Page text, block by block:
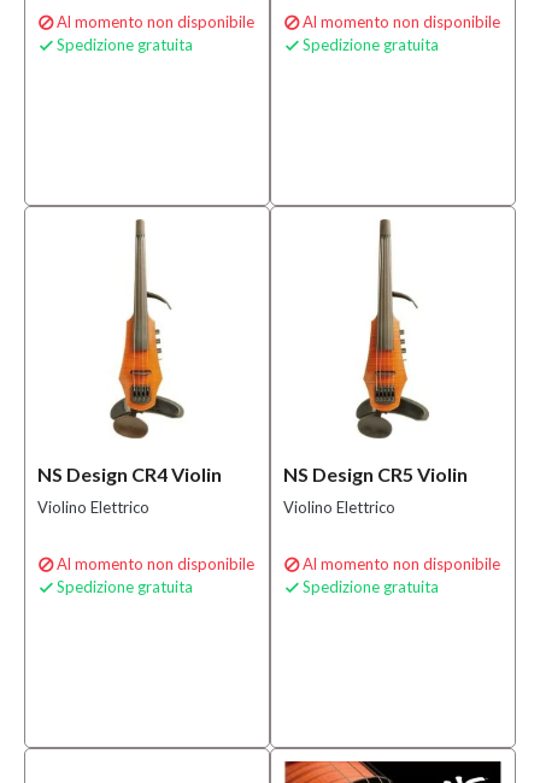
Al momento non disponibile
 Spedizione gratuita
Al momento non disponibile
 Spedizione gratuita
NS Design CR4 Violin
Violino Elettrico
Al momento non disponibile
 Spedizione gratuita
NS Design CR5 Violin
Violino Elettrico
Al momento non disponibile
 Spedizione gratuita